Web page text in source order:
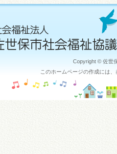
Copyright © 佐世
このホームページの作成には